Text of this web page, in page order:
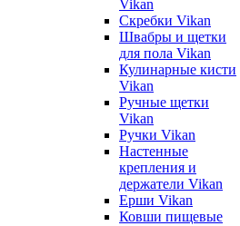
Vikan
Скребки Vikan
Швабры и щетки
для пола Vikan
Кулинарные кисти
Vikan
Ручные щетки
Vikan
Ручки Vikan
Настенные
крепления и
держатели Vikan
Ерши Vikan
Ковши пищевые